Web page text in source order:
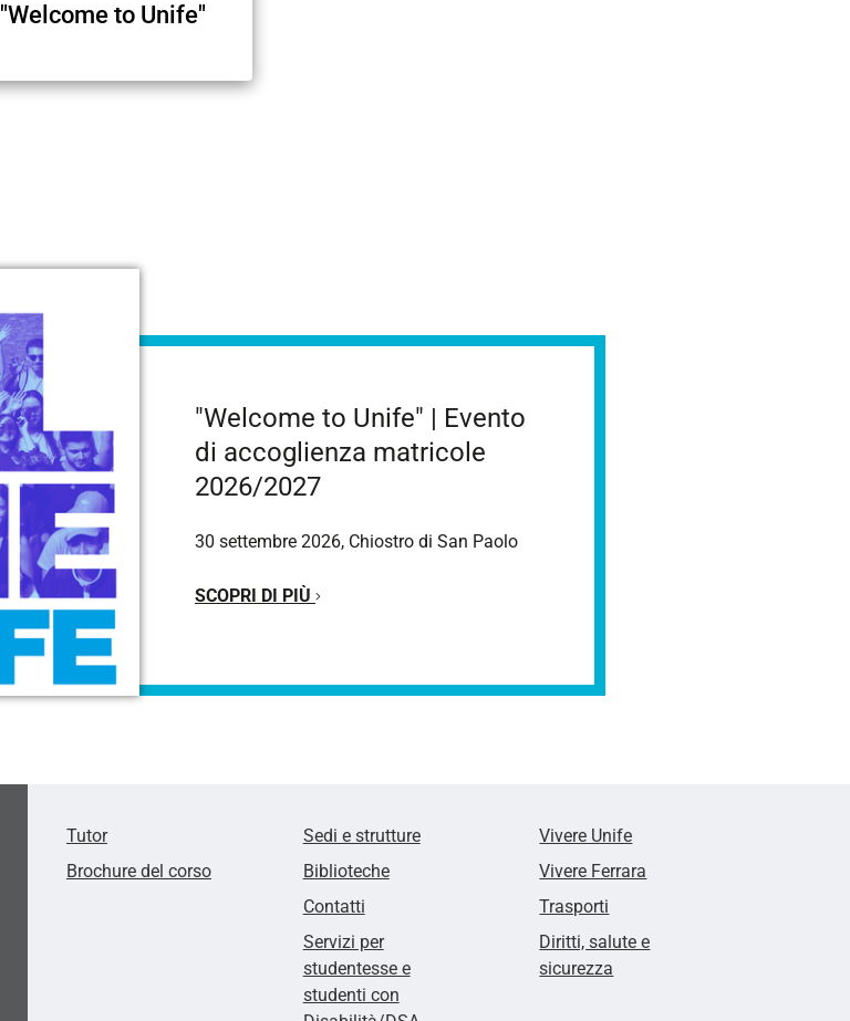
"Welcome to Unife"
"Welcome to Unife" | Evento
di accoglienza matricole
2026/2027
30 settembre 2026, Chiostro di San Paolo
SCOPRI DI PIÙ
Tutor
Brochure del corso
Sedi e strutture
Biblioteche
Contatti
Servizi per
studentesse e
studenti con
Vivere Unife
Vivere Ferrara
Trasporti
Diritti, salute e
sicurezza